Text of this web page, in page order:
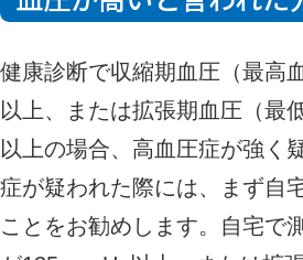
健康診断で収縮期血圧（最高
以上、または拡張期血圧（最
以上の場合、高血圧症が強く
症が疑われた際には、まず自
ことをお勧めします。自宅で